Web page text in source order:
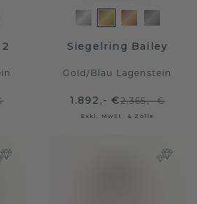
Siegelring Bailey
Gold/ Blau Lagenstein
1.892,- €2.365,- €
Exkl. MwSt. & Zölle